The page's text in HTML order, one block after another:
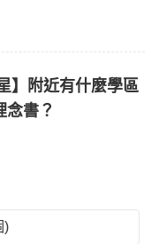
】附近有什麼學區
念書？
)